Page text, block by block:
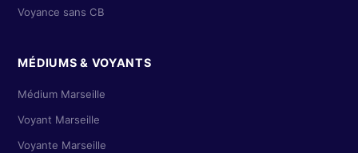
Voyance sans CB
MÉDIUMS & VOYANTS
Médium Marseille
Voyant Marseille
Voyante Marseille